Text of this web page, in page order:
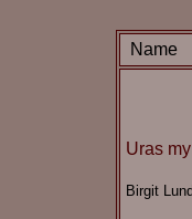
Name
Uras
Birgit